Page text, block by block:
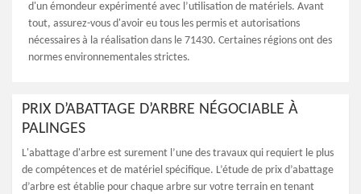
d'un émondeur expérimenté avec l’utilisation de matériels. Avant
tout, assurez-vous d'avoir eu tous les permis et autorisations
nécessaires à la réalisation dans le 71430. Certaines régions ont des
normes environnementales strictes.
PRIX D’ABATTAGE D’ARBRE NÉGOCIABLE À
PALINGES
L'abattage d'arbre est surement l’une des travaux qui requiert le plus
de compétences et de matériel spécifique. L’étude de prix d’abattage
d’arbre est établie pour chaque arbre sur votre terrain en tenant